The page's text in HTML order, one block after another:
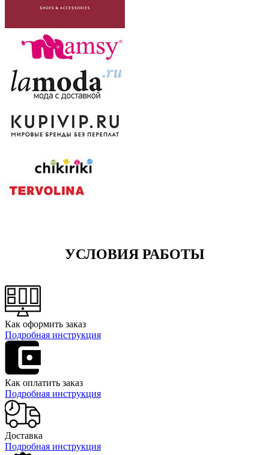
УСЛОВИЯ РАБОТЫ
Как оформить заказ
Подробная инструкция
Как оплатить заказ
Подробная инструкция
Доставка
Подробная инструкция